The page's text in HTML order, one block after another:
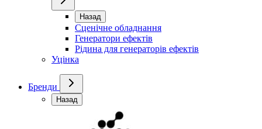
Назад
Сценічне обладнання
Генератори ефектів
Рідина для генераторів ефектів
Уцінка
Бренди
Назад